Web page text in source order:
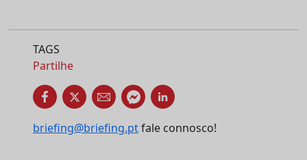
TAGS
Partilhe
briefing@briefing.ptfale connosco!